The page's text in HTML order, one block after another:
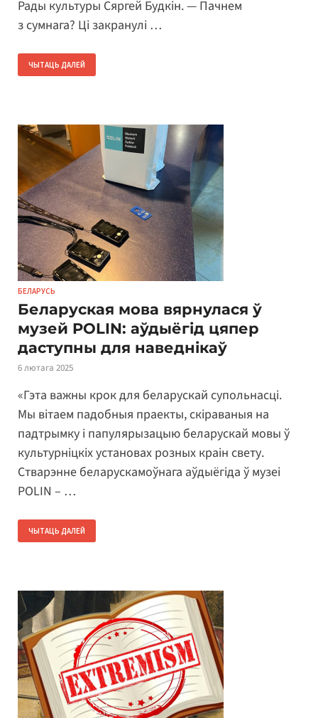
Рады культуры Сяргей Будкін. — Пачнем
з сумнага? Ці закранулі …
ЧЫТАЦЬ ДАЛЕЙ
БЕЛАРУСЬ
Беларуская мова вярнулася ў
музей POLIN: аўдыёгід цяпер
даступны для наведнікаў
6 лютага 2025
«Гэта важны крок для беларускай супольнасці.
Мы вітаем падобныя праекты, скіраваныя на
падтрымку і папулярызацыю беларускай мовы ў
культурніцкіх установах розных краін свету.
Стварэнне беларускамоўнага аўдыёгіда ў музеі
POLIN – …
ЧЫТАЦЬ ДАЛЕЙ